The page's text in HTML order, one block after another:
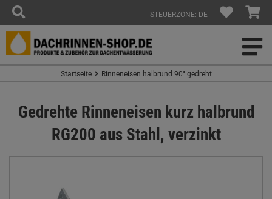
STEUERZONE: DE
Startseite Rinneneisen halbrund 90° gedreht
Gedrehte Rinneneisen kurz halbrund
RG200 aus Stahl, verzinkt